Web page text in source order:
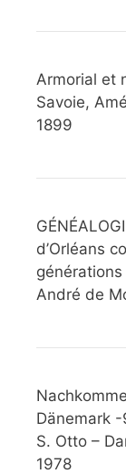
Armorial et
Savoie,
1899
d’Orléans
André de
Dänemark
S. Otto –
1978